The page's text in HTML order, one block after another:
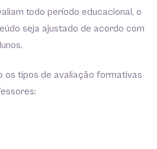
todo período educacional, o
seja ajustado de acordo com
os tipos de avaliação formativas